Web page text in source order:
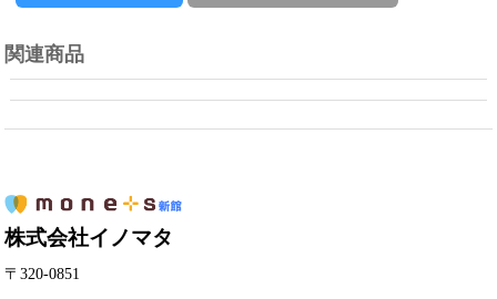
関連商品
株式会社イノマタ
〒320-0851